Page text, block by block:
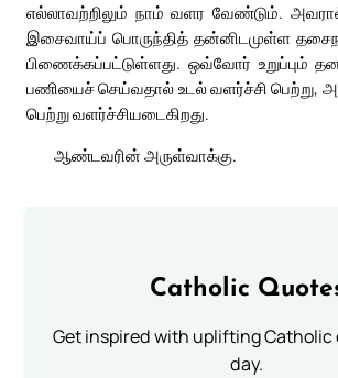
எல்லாவற்றிலும் நாம் வளர வேண்டும்.
இசைவாய்ப் பொருந்தித் தன்னிடமுள்ள
பிணைக்கப்பட்டுள்ளது. ஒவ்வோர் உறுப்பும்
பணியைச் செய்வதால் உடல் வளர்ச்சி பெற்று,
பெற்று வளர்ச்சியடைகிறது.
ஆண்டவரின் அருள்வாக்கு.
Catholic
Get inspired with uplifting Catholic
day.